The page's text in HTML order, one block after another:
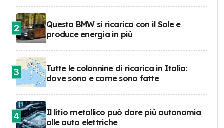
2
Questa BMW si ricarica con il Sole e
produce energia in più
3
Tutte le colonnine di ricarica in Italia:
dove sono e come sono fatte
4
Il litio metallico può dare più autonomia
alle auto elettriche